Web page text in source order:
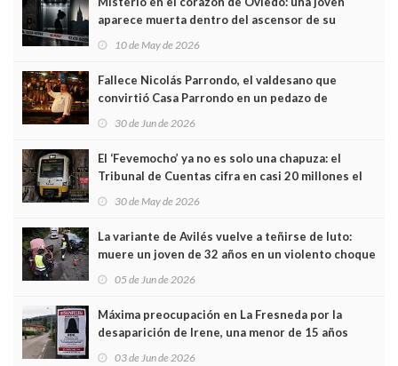
aparece muerta dentro del ascensor de su
edificio y las cámaras captan sus últimos minutos
10 de May de 2026
Fallece Nicolás Parrondo, el valdesano que
convirtió Casa Parrondo en un pedazo de
Asturias en Madrid
30 de Jun de 2026
El ‘Fevemocho’ ya no es solo una chapuza: el
Tribunal de Cuentas cifra en casi 20 millones el
sobrecoste de los trenes que no cabían por los
30 de May de 2026
La variante de Avilés vuelve a teñirse de luto:
muere un joven de 32 años en un violento choque
frontal
05 de Jun de 2026
Máxima preocupación en La Fresneda por la
desaparición de Irene, una menor de 15 años
03 de Jun de 2026